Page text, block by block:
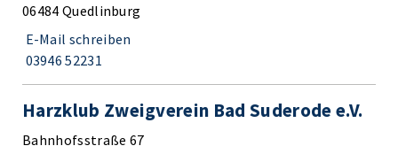
06484 Quedlinburg
E-Mail schreiben
03946 52231
Harzklub Zweigverein Bad Suderode e.V.
Bahnhofsstraße 67